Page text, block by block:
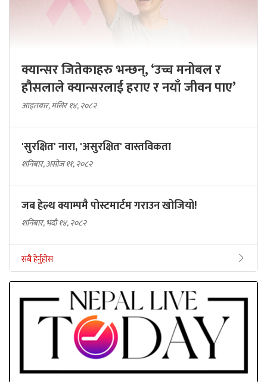
क्यान्सर जितेकाहरु भन्छन्, ‘उच्च मनोबल र
हौसलाले क्यान्सरलाई हराए र नयाँ जीवन पाए’
आइतबार, मंसिर १४, २०८२
'सुरक्षित' नारा, 'असुरक्षित' वास्तविकता
शनिबार, असोज ११, २०८२
जब हेल्थ क्याम्पमै पोस्टमार्टम गराउन खोजियो!
शनिबार, भदौ १४, २०८२
सबै हेर्नुहोस